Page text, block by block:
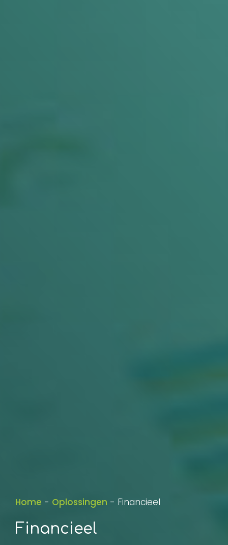
Home - Oplossingen - Financieel
Financieel